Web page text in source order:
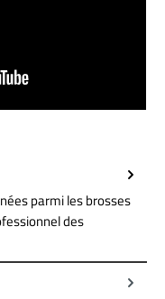
parmi les brosses
des